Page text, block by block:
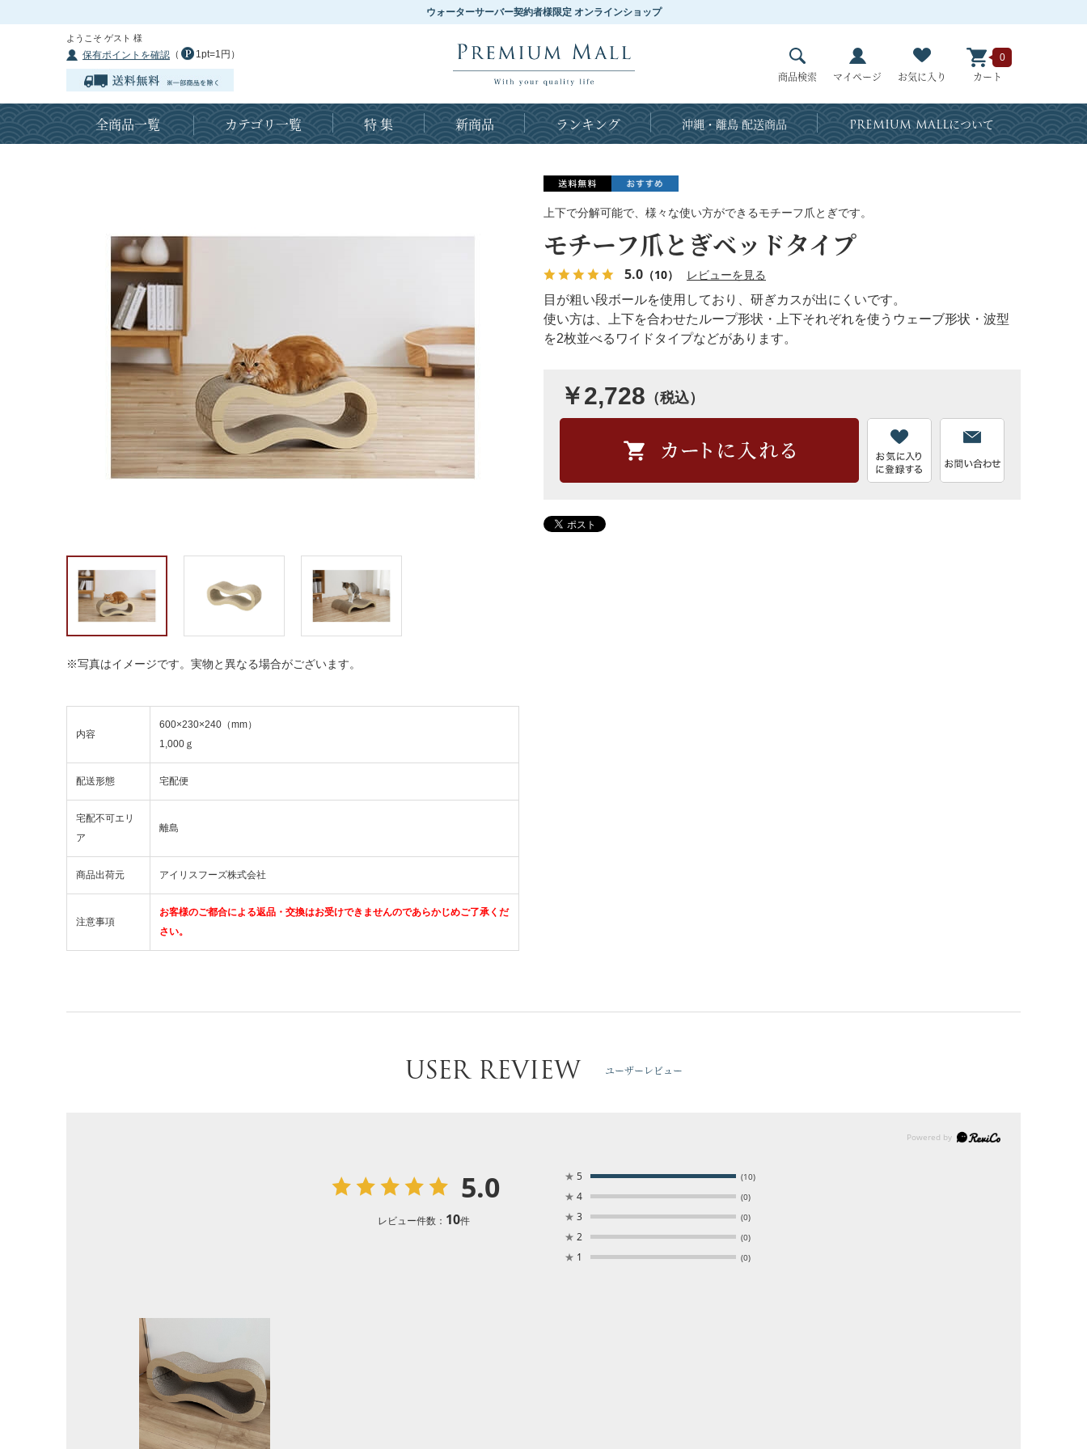
ウォーターサーバー契約者様限定 オンラインショップ
ようこそ ゲスト 様
保有ポイントを確認 （ 1pt=1円）
商品検索 マイページ お気に入り カート
0
全商品一覧 カテゴリ一覧 特 集 新商品 ランキング 沖縄・離島 配送商品 PREMIUM MALLについて
※写真はイメージです。実物と異なる場合がございます。
内容
600×230×240（mm）
1,000ｇ
配送形態 宅配便
宅配不可エリ
ア
離島
商品出荷元 アイリスフーズ株式会社
注意事項
お客様のご都合による返品・交換はお受けできませんのであらかじめご了承くだ
さい。
上下で分解可能で、様々な使い方ができるモチーフ爪とぎです。
モチーフ爪とぎベッドタイプ
5.0 （10） レビューを見る
目が粗い段ボールを使用しており、研ぎカスが出にくいです。
使い方は、上下を合わせたループ形状・上下それぞれを使うウェーブ形状・波型
を2枚並べるワイドタイプなどがあります。
￥2,728 （税込）
USER REVIEW ユーザーレビュー
5.0
レビュー件数： 10件
★ 5 (10)
★ 4 (0)
★ 3 (0)
★ 2 (0)
★ 1 (0)